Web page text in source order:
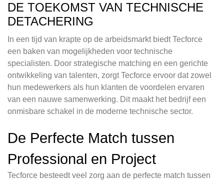
DE TOEKOMST VAN TECHNISCHE
DETACHERING
In een tijd van krapte op de arbeidsmarkt biedt Tecforce
een baken van mogelijkheden voor technische
specialisten. Door strategische matching en een gerichte
ontwikkeling van talenten, zorgt Tecforce ervoor dat zowel
hun medewerkers als hun klanten de voordelen ervaren
van een nauwe samenwerking. Dit maakt het bedrijf een
onmisbare schakel in de moderne technische sector.
De Perfecte Match tussen
Professional en Project
Tecforce besteedt veel zorg aan de perfecte match tussen